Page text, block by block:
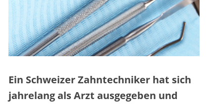
Ein Schweizer Zahntechniker hat sich
jahrelang als Arzt ausgegeben und